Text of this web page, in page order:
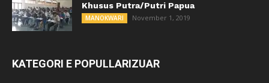
Khusus Putra/Putri Papua
MANOKWARI November 1, 2019
KATEGORI E POPULLARIZUAR